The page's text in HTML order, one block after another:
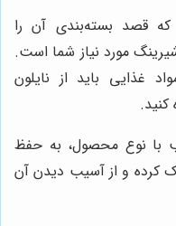
قصد بسته‌بندی آن را
مورد نیاز شما است.
غذایی باید از نایلون
کنید.
با نوع محصول، به حفظ
کرده و از آسیب دیدن آن